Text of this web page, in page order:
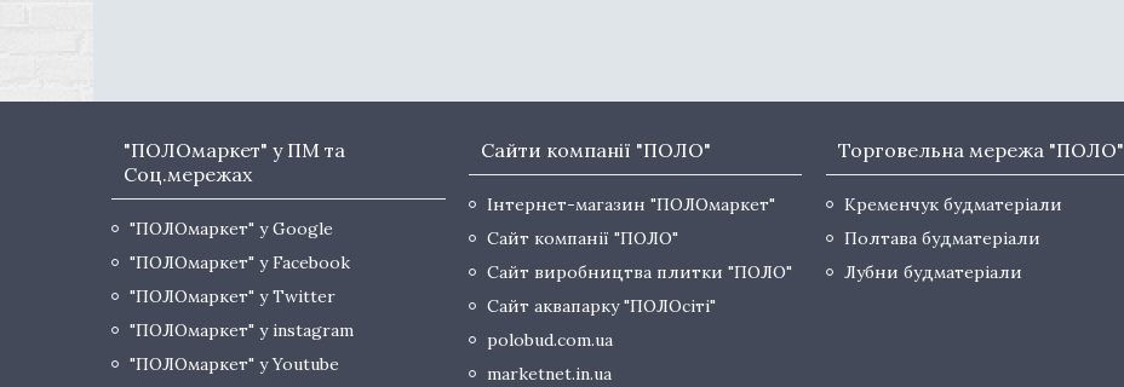
"ПОЛОмаркет" у ПМ та
Соц.мережах
"ПОЛОмаркет" у Google
"ПОЛОмаркет" у Facebook
"ПОЛОмаркет" у Twitter
"ПОЛОмаркет" у instagram
"ПОЛОмаркет" у Youtube
Сайти компанії "ПОЛО"
Інтернет-магазин "ПОЛОмаркет"
Сайт компанії "ПОЛО"
Сайт виробництва плитки "ПОЛО"
Сайт аквапарку "ПОЛОсіті"
polobud.com.ua
marketnet.in.ua
Торговельна мережа "ПОЛО"
Кременчук будматеріали
Полтава будматеріали
Лубни будматеріали